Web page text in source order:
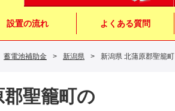
設置の流れ よくある質問
蓄電池補助金 > 新潟県 > 新潟県 北蒲原郡聖籠町
聖籠町の